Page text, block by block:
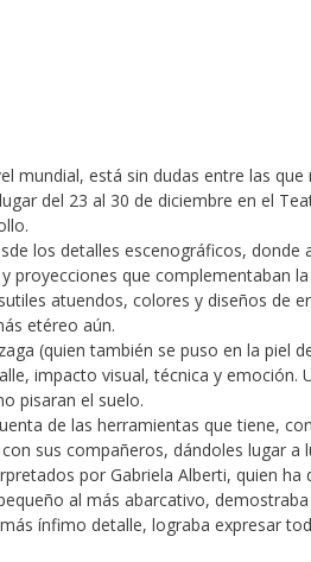
mundial, está sin dudas entre las
del 23 al 30 de diciembre en el
los detalles escenográficos, donde
proyecciones que complementaban
atuendos, colores y diseños de
etéreo aún.
(quien también se puso en la piel
impacto visual, técnica y emoción.
pisaran el suelo.
de las herramientas que tiene,
sus compañeros, dándoles lugar a
por Gabriela Alberti, quien ha
al más abarcativo,
ínfimo detalle, lograba expresar